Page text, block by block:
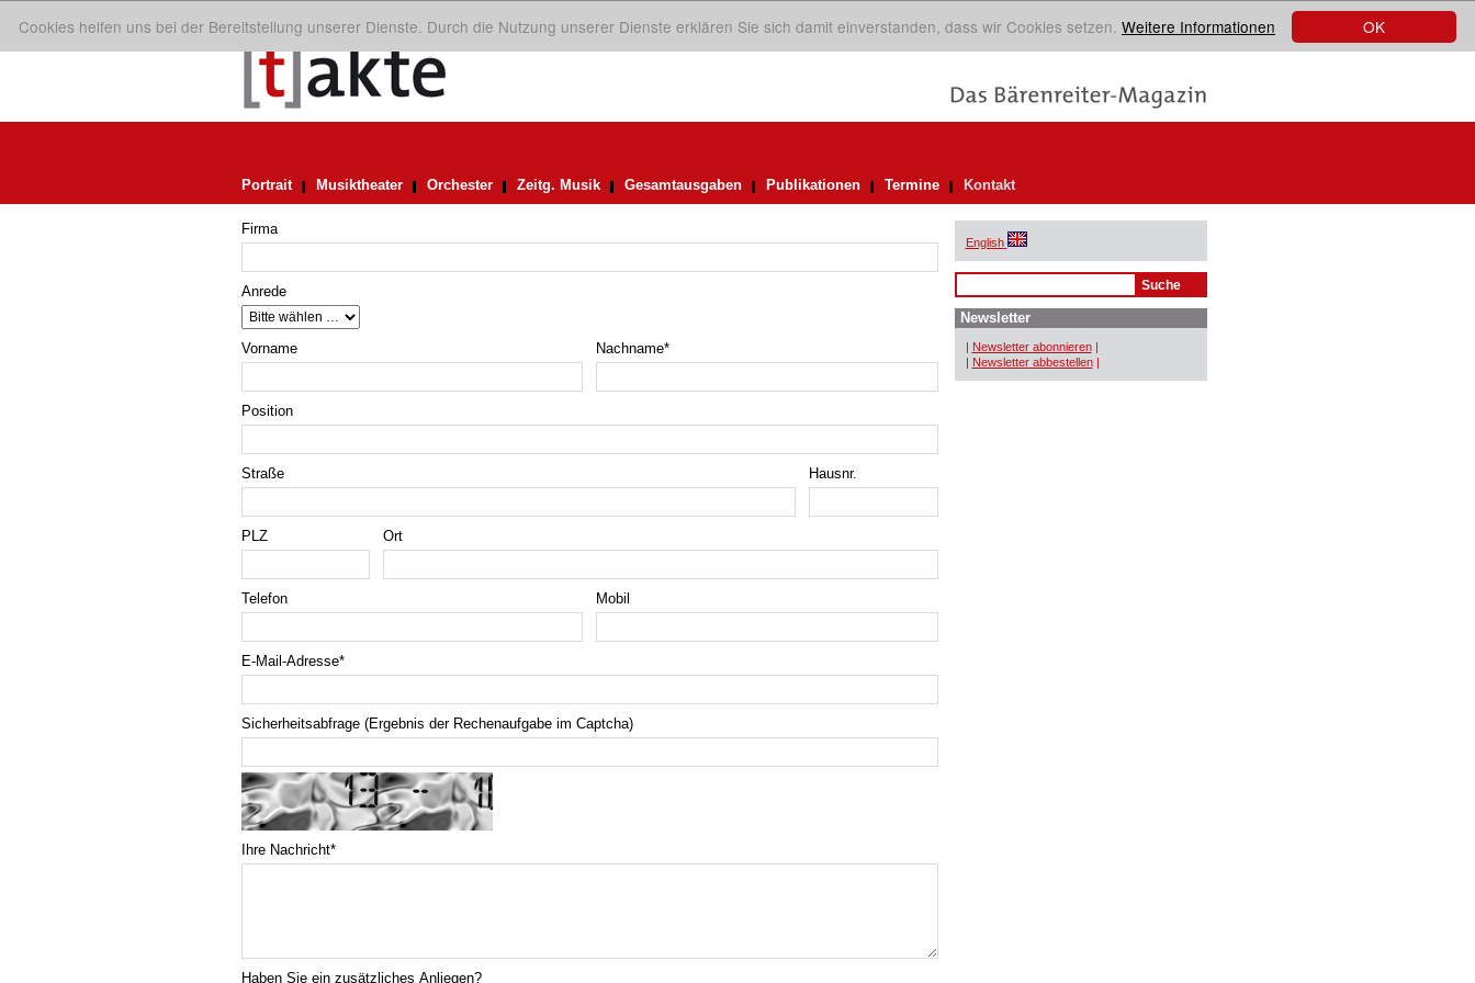
OK
Cookies helfen uns bei der Bereitstellung unserer Dienste. Durch die Nutzung unserer Dienste erklären Sie sich damit einverstanden, dass wir Cookies setzen. Weitere Informationen
Portrait Musiktheater Orchester Zeitg. Musik Gesamtausgaben Publikationen Termine Kontakt
Firma
Anrede
Vorname Nachname*
Position
Straße Hausnr.
PLZ Ort
Telefon Mobil
E-Mail-Adresse*
Sicherheitsabfrage (Ergebnis der Rechenaufgabe im Captcha)
Ihre Nachricht*
Haben Sie ein zusätzliches Anliegen?
English
Newsletter
| Newsletter abonnieren |
| Newsletter abbestellen |